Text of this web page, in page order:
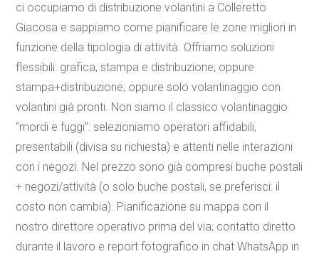
ci occupiamo di distribuzione volantini a Colleretto
Giacosa e sappiamo come pianificare le zone migliori in
funzione della tipologia di attività. Offriamo soluzioni
flessibili: grafica, stampa e distribuzione; oppure
stampa+distribuzione; oppure solo volantinaggio con
volantini già pronti. Non siamo il classico volantinaggio
“mordi e fuggi”: selezioniamo operatori affidabili,
presentabili (divisa su richiesta) e attenti nelle interazioni
con i negozi. Nel prezzo sono già compresi buche postali
+ negozi/attività (o solo buche postali, se preferisci: il
costo non cambia). Pianificazione su mappa con il
nostro direttore operativo prima del via; contatto diretto
durante il lavoro e report fotografico in chat WhatsApp in